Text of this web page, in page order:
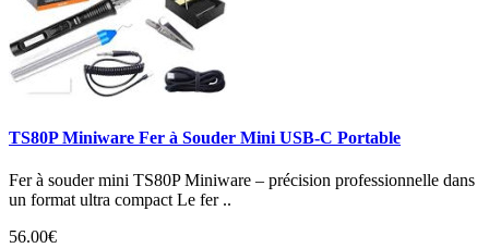
TS80P Miniware Fer à Souder Mini USB-C Portable
Fer à souder mini TS80P Miniware – précision professionnelle dans
un format ultra compact Le fer ..
56.00€